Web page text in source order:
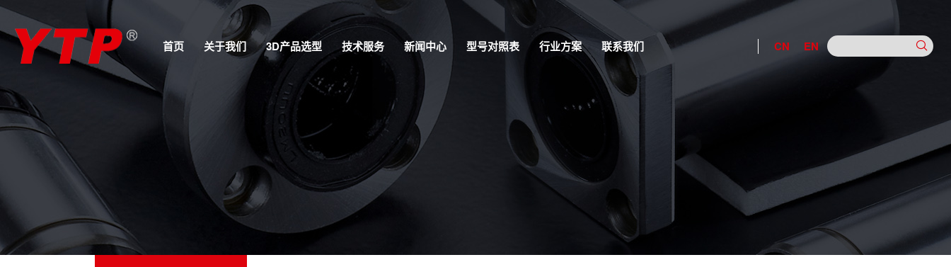
首页 关于我们 3D产品选型 技术服务 新闻中心 型号对照表 行业方案 联系我们 CN EN